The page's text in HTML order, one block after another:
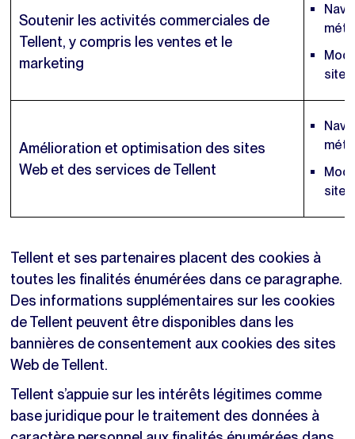
Soutenir les activités commerciales de
Tellent, y compris les ventes et le
marketing
sites
Amélioration et optimisation des sites
Web et des services de Tellent
sites
Tellent et ses partenaires placent des cookies à
toutes les finalités énumérées dans ce paragraphe.
Des informations supplémentaires sur les cookies
de Tellent peuvent être disponibles dans les
bannières de consentement aux cookies des sites
Web de Tellent.
Tellent s’appuie sur les intérêts légitimes comme
base juridique pour le traitement des données à